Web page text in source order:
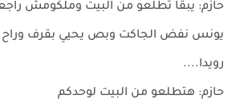
حازم: يبقا تطلعو من البيت وملكومش راجعه
يونس نفض الجاكت وبص يحيي بقرف
رويدا....
حازم: هتطلعو من البيت لوحدكم